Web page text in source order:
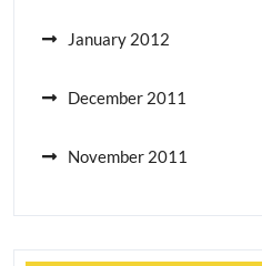
January 2012
December 2011
November 2011